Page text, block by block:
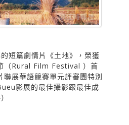
短篇劇情片《土地》，榮獲
（Rural Film Festival ）首
展華語競賽單元評審團特別
影展的最佳攝影跟最佳成